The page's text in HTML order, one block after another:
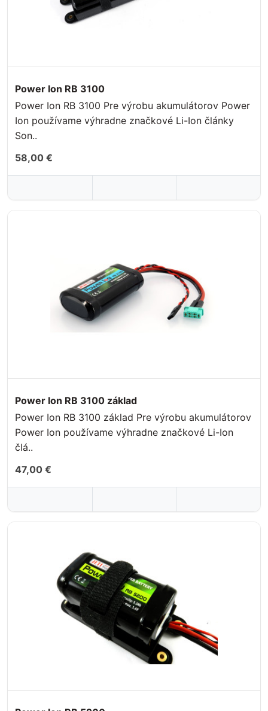
Power Ion RB 3100
Power Ion RB 3100 Pre výrobu akumulátorov Power
Ion používame výhradne značkové Li-Ion články
Son..
58,00 €
Power Ion RB 3100 základ
Power Ion RB 3100 základ Pre výrobu akumulátorov
Power Ion používame výhradne značkové Li-Ion
člá..
47,00 €